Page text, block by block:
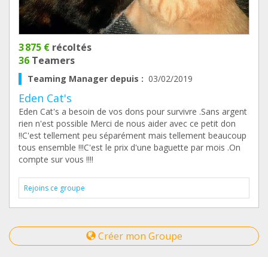
3 875 € récoltés
36 Teamers
Teaming Manager depuis : 03/02/2019
Eden Cat's
Eden Cat's a besoin de vos dons pour survivre .Sans argent
rien n'est possible Merci de nous aider avec ce petit don
!!C'est tellement peu séparément mais tellement beaucoup
tous ensemble !!!C'est le prix d'une baguette par mois .On
compte sur vous !!!!
Rejoins ce groupe
Créer mon Groupe